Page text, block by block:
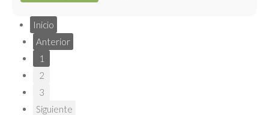
Inicio
Anterior
1
2
3
Siguiente